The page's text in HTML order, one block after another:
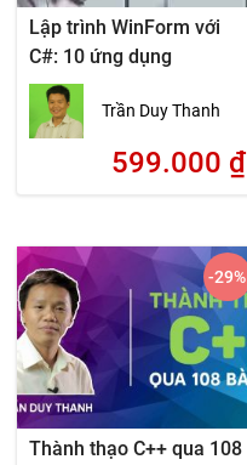
Lập trình WinForm với
C#: 10 ứng dụng
Trần Duy Thanh
599.000 ₫
Thành thạo C++ qua 108
-29%